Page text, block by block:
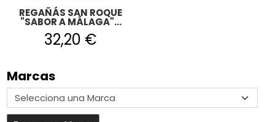
Marcas
REGAÑÁS SAN ROQUE
"SABOR A MÁLAGA"...
32,20 €